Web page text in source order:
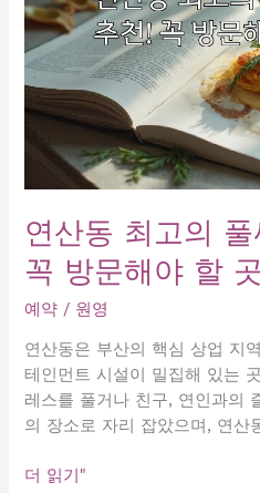
목
을
알
려
주
비
한
느
의
클
릭
유
도
목
연산동 최고의
꼭 방문해야 할
예약 / 원영
연산동은 부산의 핵심 상업 지
테인먼트 시설이 밀집해 있는
레스를 풀거나 친구, 연인과의
의 장소로 자리 잡았으며, 연산
연
더 읽기"